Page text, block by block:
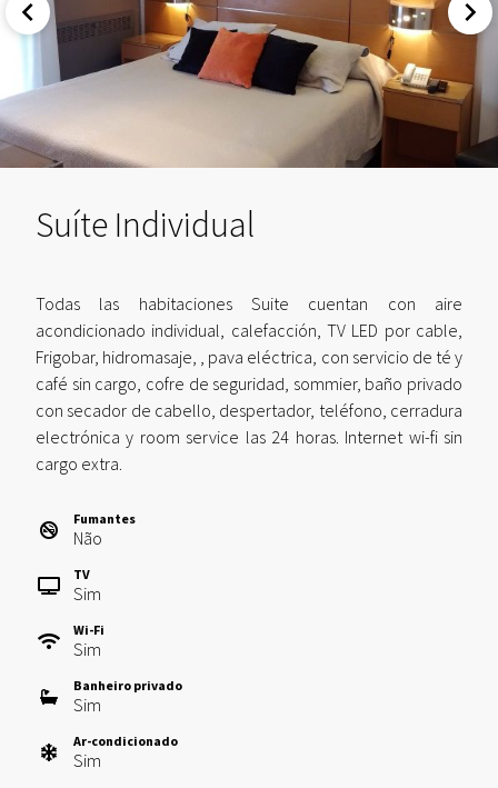
Suíte Individual
Todas las habitaciones Suite cuentan con aire
acondicionado individual, calefacción, TV LED por cable,
Frigobar, hidromasaje, , pava eléctrica, con servicio de té y
café sin cargo, cofre de seguridad, sommier, baño privado
con secador de cabello, despertador, teléfono, cerradura
electrónica y room service las 24 horas. Internet wi-fi sin
cargo extra.
Fumantes
Não
TV
Sim
Wi-Fi
Sim
Banheiro privado
Sim
Ar-condicionado
Sim